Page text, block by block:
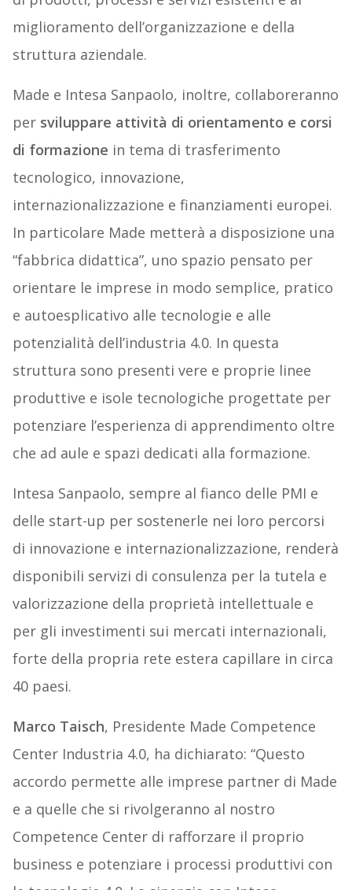
miglioramento dell’organizzazione e della
struttura aziendale.
Made e Intesa Sanpaolo, inoltre, collaboreranno
per sviluppare attività di orientamento e corsi
di formazione in tema di trasferimento
tecnologico, innovazione,
internazionalizzazione e finanziamenti europei.
In particolare Made metterà a disposizione una
“fabbrica didattica”, uno spazio pensato per
orientare le imprese in modo semplice, pratico
e autoesplicativo alle tecnologie e alle
potenzialità dell’industria 4.0. In questa
struttura sono presenti vere e proprie linee
produttive e isole tecnologiche progettate per
potenziare l’esperienza di apprendimento oltre
che ad aule e spazi dedicati alla formazione.
Intesa Sanpaolo, sempre al fianco delle PMI e
delle start-up per sostenerle nei loro percorsi
di innovazione e internazionalizzazione, renderà
disponibili servizi di consulenza per la tutela e
valorizzazione della proprietà intellettuale e
per gli investimenti sui mercati internazionali,
forte della propria rete estera capillare in circa
40 paesi.
Marco Taisch, Presidente Made Competence
Center Industria 4.0, ha dichiarato: “Questo
accordo permette alle imprese partner di Made
e a quelle che si rivolgeranno al nostro
Competence Center di rafforzare il proprio
business e potenziare i processi produttivi con